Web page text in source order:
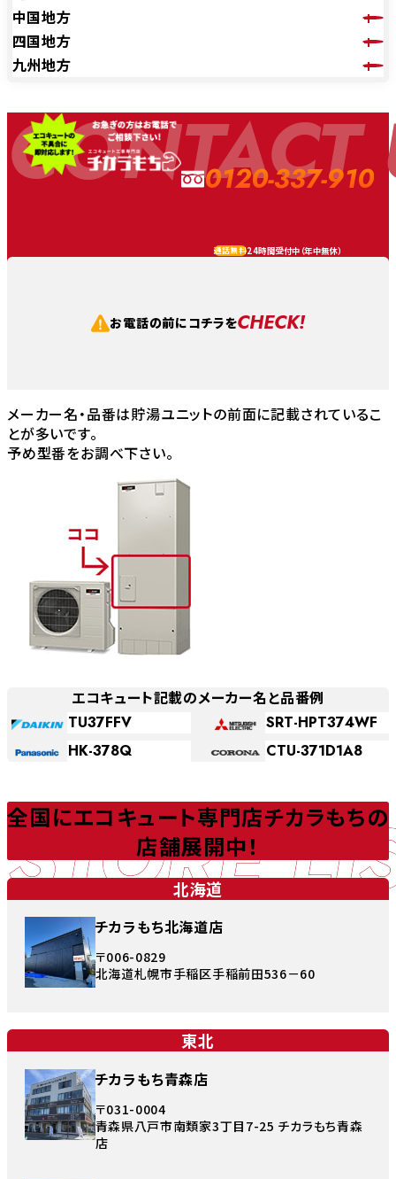
中国地方
四国地方
九州地方
CONTACT
0120-337-910
通話無料24時間受付中（年中無休）
お電話の前にコチラをCHECK!
メーカー名・品番は貯湯ユニットの前面に記載されているこ
とが多いです。
予め型番をお調べ下さい。
エコキュート記載のメーカー名と品番例
TU37FFV
SRT-HPT374WF
HK-378Q
CTU-371D1A8
STORE
全国にエコキュート専門店チカラもちの
店舗展開中！
北海道
チカラもち北海道店
〒006-0829
北海道札幌市手稲区手稲前田536－60
東北
チカラもち青森店
〒031-0004
青森県八戸市南類家3丁目7-25 チカラもち青森
店